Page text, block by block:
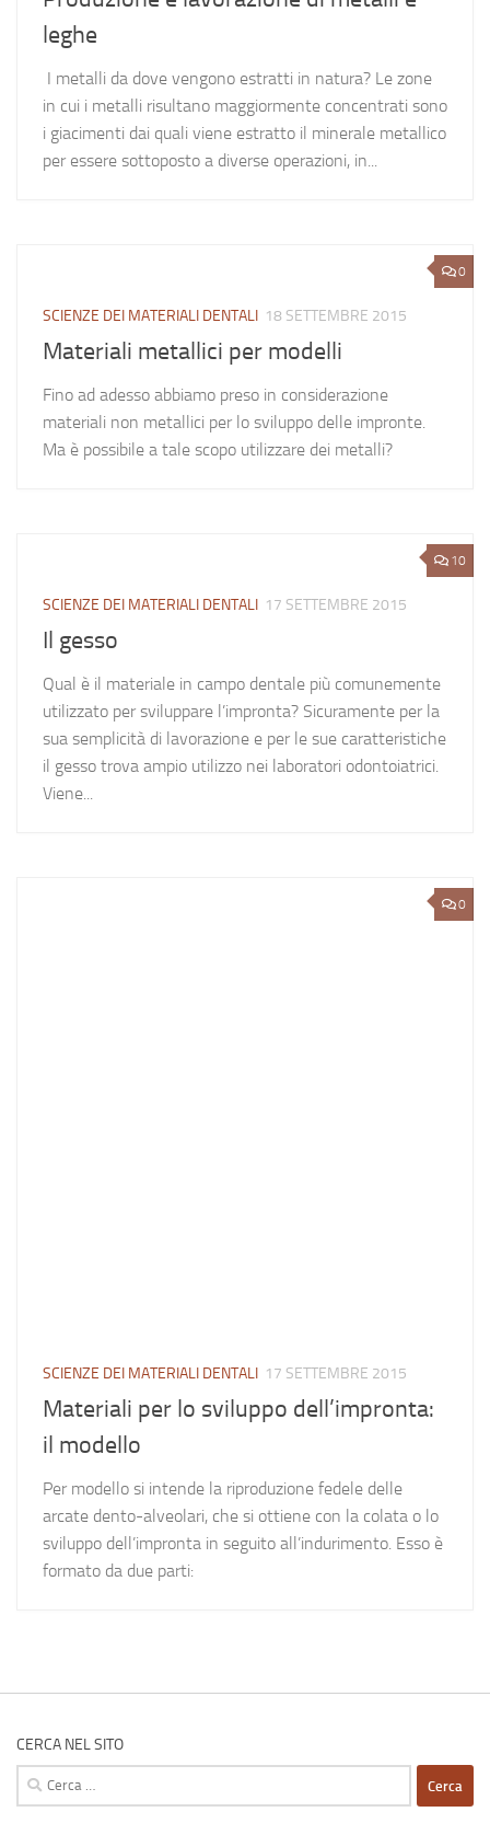
leghe
I metalli da dove vengono estratti in natura? Le zone
in cui i metalli risultano maggiormente concentrati sono
i giacimenti dai quali viene estratto il minerale metallico
per essere sottoposto a diverse operazioni, in...
0
SCIENZE DEI MATERIALI DENTALI 18 SETTEMBRE 2015
Materiali metallici per modelli
Fino ad adesso abbiamo preso in considerazione
materiali non metallici per lo sviluppo delle impronte.
Ma è possibile a tale scopo utilizzare dei metalli?
10
SCIENZE DEI MATERIALI DENTALI 17 SETTEMBRE 2015
Il gesso
Qual è il materiale in campo dentale più comunemente
utilizzato per sviluppare l’impronta? Sicuramente per la
sua semplicità di lavorazione e per le sue caratteristiche
il gesso trova ampio utilizzo nei laboratori odontoiatrici.
Viene...
0
SCIENZE DEI MATERIALI DENTALI 17 SETTEMBRE 2015
Materiali per lo sviluppo dell’impronta:
il modello
Per modello si intende la riproduzione fedele delle
arcate dento-alveolari, che si ottiene con la colata o lo
sviluppo dell’impronta in seguito all’indurimento. Esso è
formato da due parti:
CERCA NEL SITO
Ricerca
per: